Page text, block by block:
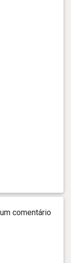
comentário